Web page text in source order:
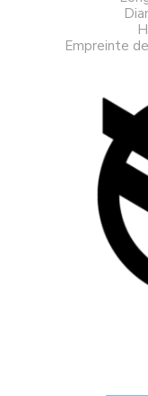
Empreinte